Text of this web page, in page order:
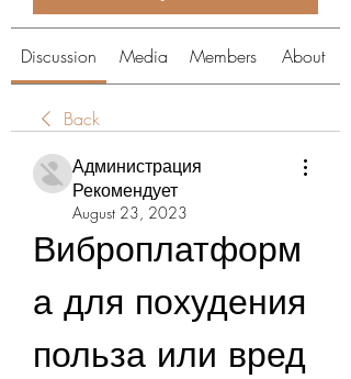
Discussion Media Members About
Back
Администрация
Рекомендует
August 23, 2023
Виброплатформ
а для похудения
польза или вред